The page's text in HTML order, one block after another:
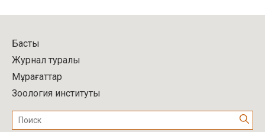
Басты
Журнал туралы
Мұрағаттар
Зоология институты
Поиск: